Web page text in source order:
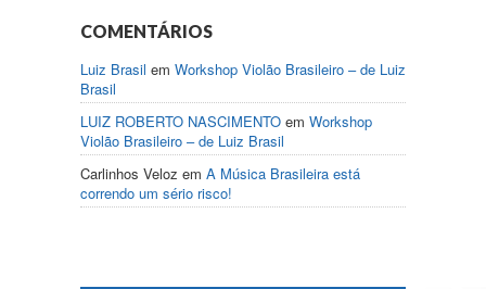
COMENTÁRIOS
Luiz Brasil em Workshop Violão Brasileiro – de Luiz
Brasil
LUIZ ROBERTO NASCIMENTO em Workshop
Violão Brasileiro – de Luiz Brasil
Carlinhos Veloz em A Música Brasileira está
correndo um sério risco!